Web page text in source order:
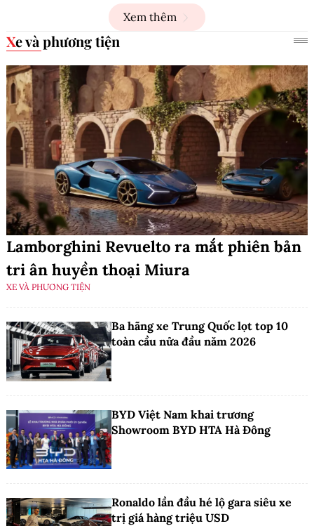
Xem thêm
Xe và phương tiện
Lamborghini Revuelto ra mắt phiên bản
tri ân huyền thoại Miura
XE VÀ PHƯƠNG TIỆN
Ba hãng xe Trung Quốc lọt top 10
toàn cầu nửa đầu năm 2026
BYD Việt Nam khai trương
Showroom BYD HTA Hà Đông
Ronaldo lần đầu hé lộ gara siêu xe
trị giá hàng triệu USD